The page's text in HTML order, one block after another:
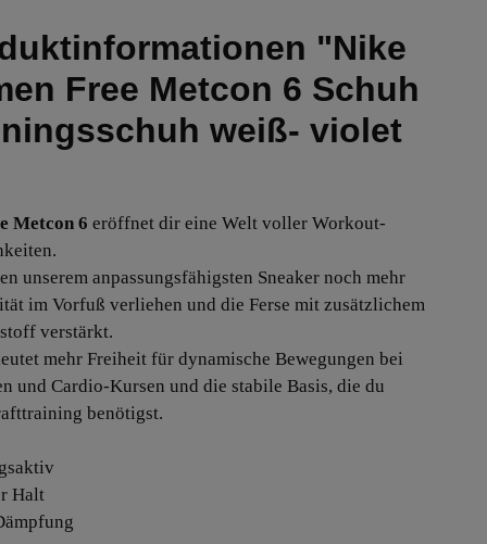
"Nike
Free Metcon 6 Schuh
weiß- violet
Metcon 6 eröffnet dir eine Welt voller Workout-
unserem anpassungsfähigsten Sneaker noch mehr
im Vorfuß verliehen und die Ferse mit zusätzlichem
verstärkt.
mehr Freiheit für dynamische Bewegungen bei
und Cardio-Kursen und die stabile Basis, die du
benötigst.
Halt